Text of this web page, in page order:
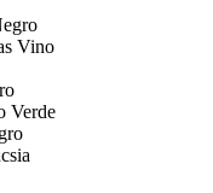
Vino
Verde